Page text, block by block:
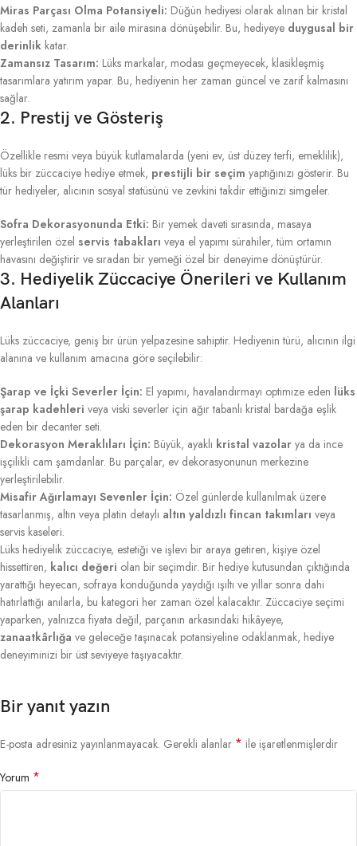
Miras Parçası Olma Potansiyeli: Düğün hediyesi olarak alınan bir kristal
kadeh seti, zamanla bir aile mirasına dönüşebilir. Bu, hediyeye duygusal bir
derinlik katar.
Zamansız Tasarım: Lüks markalar, modası geçmeyecek, klasikleşmiş
tasarımlara yatırım yapar. Bu, hediyenin her zaman güncel ve zarif kalmasını
sağlar.
2. Prestij ve Gösteriş
Özellikle resmi veya büyük kutlamalarda (yeni ev, üst düzey terfi, emeklilik),
lüks bir züccaciye hediye etmek, prestijli bir seçim yaptığınızı gösterir. Bu
tür hediyeler, alıcının sosyal statüsünü ve zevkini takdir ettiğinizi simgeler.
Sofra Dekorasyonunda Etki: Bir yemek daveti sırasında, masaya
yerleştirilen özel servis tabakları veya el yapımı sürahiler, tüm ortamın
havasını değiştirir ve sıradan bir yemeği özel bir deneyime dönüştürür.
3. Hediyelik Züccaciye Önerileri ve Kullanım
Alanları
Lüks züccaciye, geniş bir ürün yelpazesine sahiptir. Hediyenin türü, alıcının ilgi
alanına ve kullanım amacına göre seçilebilir:
Şarap ve İçki Severler İçin: El yapımı, havalandırmayı optimize eden lüks
şarap kadehleri veya viski severler için ağır tabanlı kristal bardağa eşlik
eden bir decanter seti.
Dekorasyon Meraklıları İçin: Büyük, ayaklı kristal vazolar ya da ince
işçilikli cam şamdanlar. Bu parçalar, ev dekorasyonunun merkezine
yerleştirilebilir.
Misafir Ağırlamayı Sevenler İçin: Özel günlerde kullanılmak üzere
tasarlanmış, altın veya platin detaylı altın yaldızlı fincan takımları veya
servis kaseleri.
Lüks hediyelik züccaciye, estetiği ve işlevi bir araya getiren, kişiye özel
hissettiren, kalıcı değeri olan bir seçimdir. Bir hediye kutusundan çıktığında
yarattığı heyecan, sofraya konduğunda yaydığı ışıltı ve yıllar sonra dahi
hatırlattığı anılarla, bu kategori her zaman özel kalacaktır. Züccaciye seçimi
yaparken, yalnızca fiyata değil, parçanın arkasındaki hikâyeye,
zanaatkârlığa ve geleceğe taşınacak potansiyeline odaklanmak, hediye
deneyiminizi bir üst seviyeye taşıyacaktır.
Bir yanıt yazın
E-posta adresiniz yayınlanmayacak. Gerekli alanlar * ile işaretlenmişlerdir
Yorum *